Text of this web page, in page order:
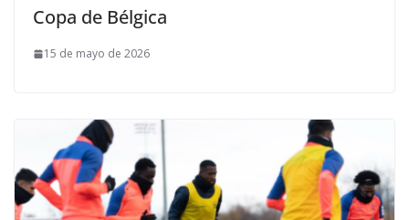
Copa de Bélgica
15 de mayo de 2026